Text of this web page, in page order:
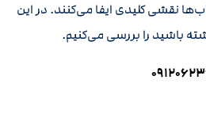
نقشی کلیدی ایفا می‌کنند. در این
باشید را بررسی می‌کنیم.